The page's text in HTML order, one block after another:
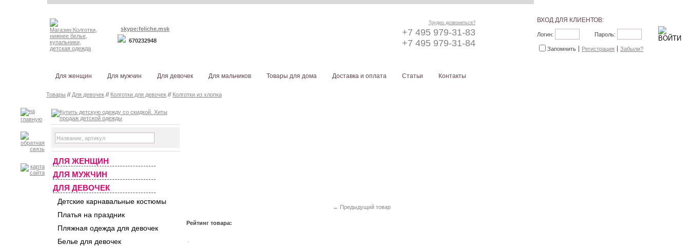
skype:feliche.msk
670232948
Трудно дозвониться?
+7 495 979-31-83
+7 495 979-31-84
ВХОД ДЛЯ КЛИЕНТОВ:
Логин: Пароль:
Запомнить Регистрация Забыли?
Для женщин Для мужчин Для девочек Для мальчиков Товары для дома Доставка и оплата Статьи Контакты
Товары // Для девочек // Колготки для девочек // Колготки из хлопка
ДЛЯ ЖЕНЩИН
ДЛЯ МУЖЧИН
ДЛЯ ДЕВОЧЕК
Детские карнавальные костюмы
Платья на праздник
Пляжная одежда для девочек
Белье для девочек
← Предыдущий товар
Рейтинг товара: